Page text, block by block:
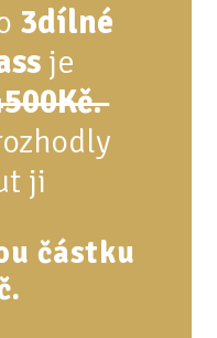
3dílné
je
ji
částku